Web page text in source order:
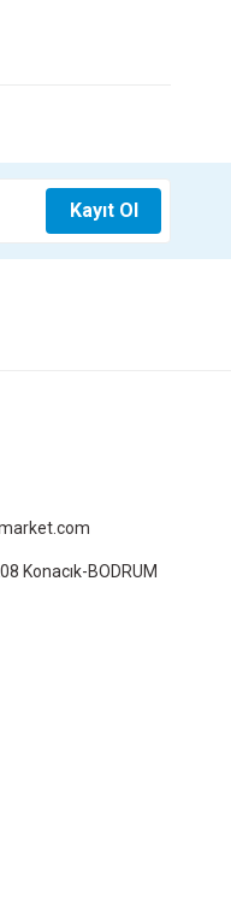
Kayıt Ol
Konacık-BODRUM